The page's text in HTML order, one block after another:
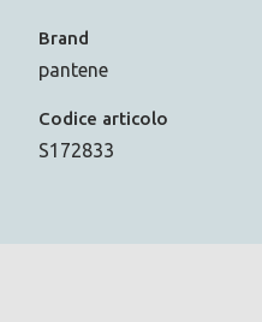
Brand
pantene
Codice articolo
S172833